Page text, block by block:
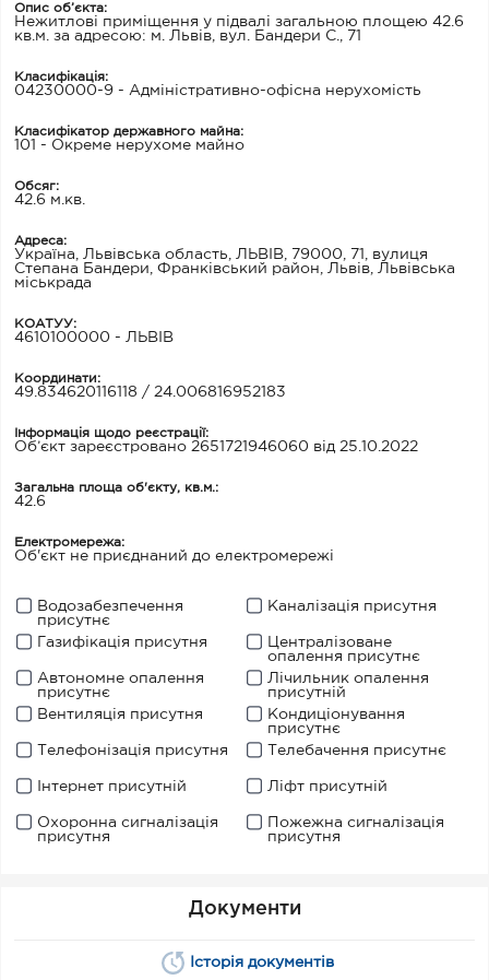
Опис об’єкта:
Нежитлові приміщення у підвалі загальною площею 42.6
кв.м. за адресою: м. Львів, вул. Бандери С., 71
Класифікація:
04230000-9 - Адміністративно-офісна нерухомість
Класифікатор державного майна:
101 - Окреме нерухоме майно
Обсяг:
42.6 м.кв.
Адреса:
Україна, Львівська область, ЛЬВІВ, 79000, 71, вулиця
Степана Бандери, Франківський район, Львів, Львівська
міськрада
КОАТУУ:
4610100000 - ЛЬВІВ
Координати:
49.834620116118 / 24.006816952183
Інформація щодо реєстрації:
Об’єкт зареєстровано 2651721946060 від 25.10.2022
Загальна площа об'єкту, кв.м.:
42.6
Електромережа:
Об'єкт не приєднаний до електромережі
Водозабезпечення
присутнє
Каналізація присутня
Газифікація присутня
Централізоване
опалення присутнє
Автономне опалення
присутнє
Лічильник опалення
присутній
Вентиляція присутня
Кондиціонування
присутнє
Телефонізація присутня
Телебачення присутнє
Інтернет присутній Ліфт присутній
Охоронна сигналізація
присутня
Пожежна сигналізація
присутня
Документи
Історія документів